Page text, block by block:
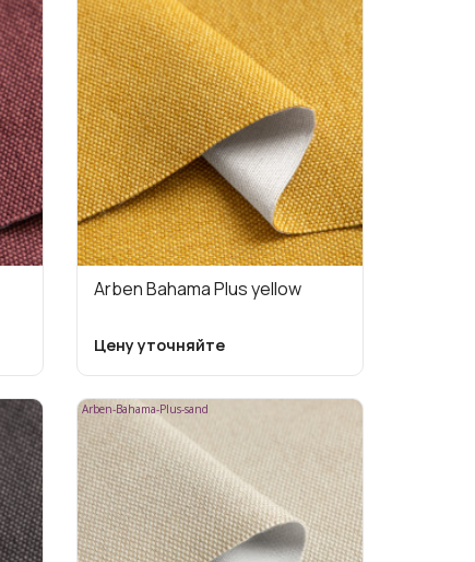
Arben Bahama Plus yellow
Цену уточняйте
Arben-Bahama-Plus-sand